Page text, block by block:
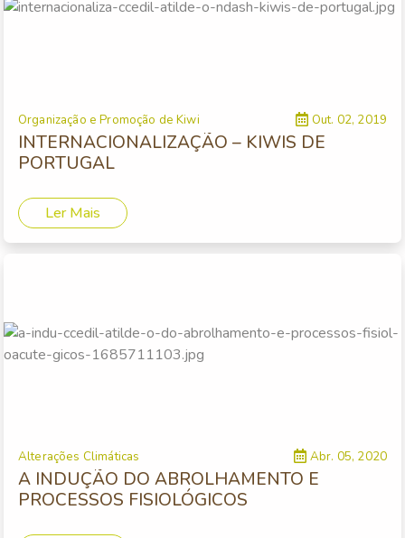
Organização e Promoção de Kiwi Out. 02, 2019
INTERNACIONALIZAÇÃO – KIWIS DE
PORTUGAL
Ler Mais
Alterações Climáticas Abr. 05, 2020
A INDUÇÃO DO ABROLHAMENTO E
PROCESSOS FISIOLÓGICOS